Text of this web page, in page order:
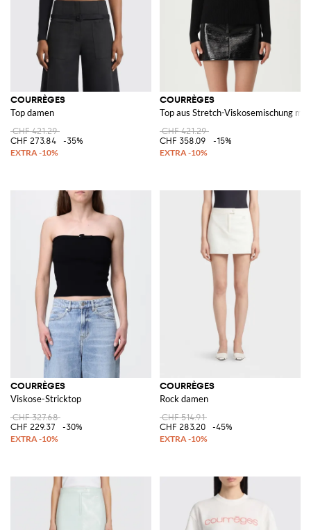
COURRÈGES
Top damen
CHF 421.29
CHF 273.84
-35%
COURRÈGES
Top aus Stretch-Viskosemischung mit
CHF 421.29
CHF 358.09
-15%
COURRÈGES
Viskose-Stricktop
CHF 327.68
CHF 229.37
-30%
COURRÈGES
Rock damen
CHF 514.91
CHF 283.20
-45%